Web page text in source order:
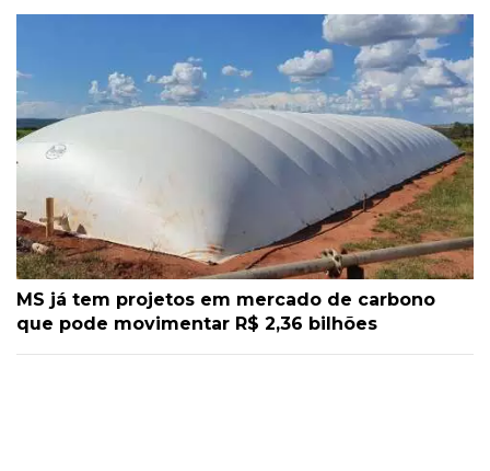
MS já tem projetos em mercado de carbono
que pode movimentar R$ 2,36 bilhões